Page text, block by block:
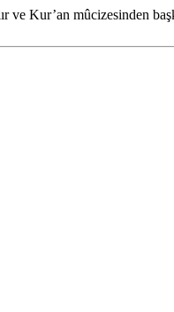
ve Kur’an mûcizesinden